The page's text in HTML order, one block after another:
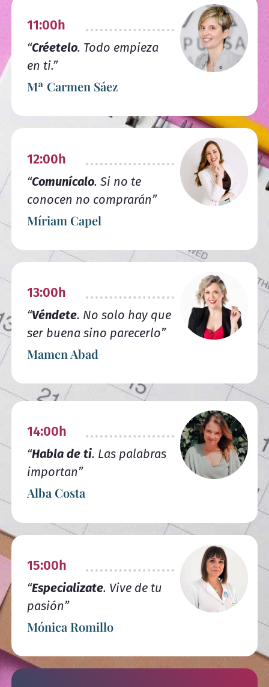
11:00h
“Créetelo. Todo empieza
en ti.”
Mª Carmen Sáez
12:00h
“Comunícalo. Si no te
conocen no comprarán”
Míriam Capel
13:00h
“Véndete. No solo hay que
ser buena sino parecerlo”
Mamen Abad
14:00h
“Habla de ti. Las palabras
importan”
Alba Costa
15:00h
“Especializate. Vive de tu
pasión”
Mónica Romillo